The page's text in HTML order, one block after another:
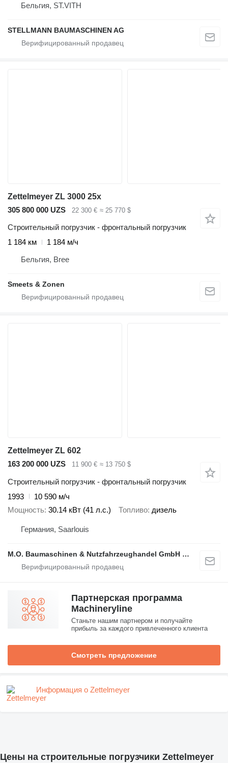
Бельгия, ST.VITH
STELLMANN BAUMASCHINEN AG
Zettelmeyer ZL 3000 25x
305 800 000 UZS
22 300 € ≈ 25 770 $
Строительный погрузчик - фронтальный погрузчик
1 184 км
1 184 м/ч
Бельгия, Bree
Smeets & Zonen
Zettelmeyer ZL 602
163 200 000 UZS
11 900 € ≈ 13 750 $
Строительный погрузчик - фронтальный погрузчик
1993
10 590 м/ч
Мощность 30.14 кВт (41 л.с.) Топливо дизель
Германия, Saarlouis
M.O. Baumaschinen & Nutzfahrzeughandel GmbH & CO.
Партнерская программа
Machineryline
Станьте нашим партнером и получайте
прибыль за каждого привлеченного клиента
Смотреть предложение
Информация о Zettelmeyer
Цены на строительные погрузчики Zettelmeyer